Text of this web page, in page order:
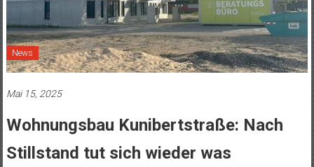
News
Mai 15, 2025
Wohnungsbau Kunibertstraße: Nach
Stillstand tut sich wieder was